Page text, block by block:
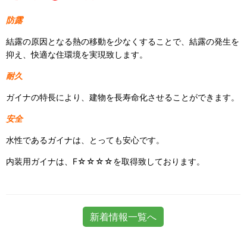
防露
結露の原因となる熱の移動を少なくすることで、結露の発生を
抑え、快適な住環境を実現致します。
耐久
ガイナの特長により、建物を長寿命化させることができます。
安全
水性であるガイナは、とっても安心です。
内装用ガイナは、F☆☆☆☆を取得致しております。
新着情報一覧へ